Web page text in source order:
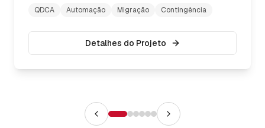
impacto operacional.
QDCA Automação Migração Contingência
Detalhes do Projeto